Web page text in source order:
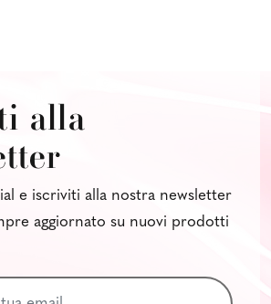
alla
e iscriviti alla nostra newsletter
aggiornato su nuovi prodotti